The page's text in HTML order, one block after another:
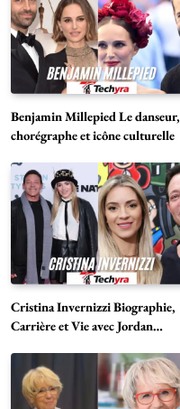
Benjamin Millepied Le danseur,
chorégraphe et icône culturelle
Cristina Invernizzi Biographie,
Carrière et Vie avec Jordan